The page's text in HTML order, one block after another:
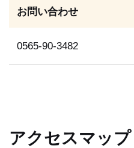
お問い合わせ
0565-90-3482
アクセスマップ